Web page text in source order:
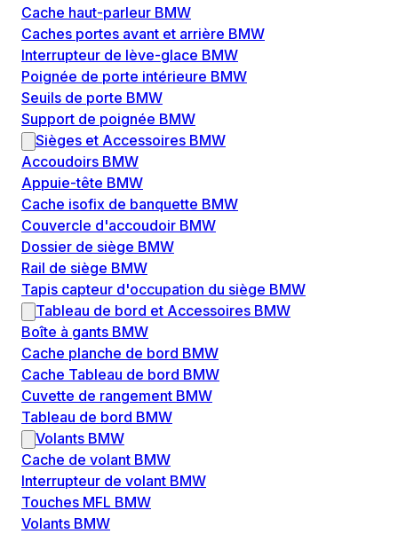
Cache haut-parleur BMW
Caches portes avant et arrière BMW
Interrupteur de lève-glace BMW
Poignée de porte intérieure BMW
Seuils de porte BMW
Support de poignée BMW
Sièges et Accessoires BMW
Accoudoirs BMW
Appuie-tête BMW
Cache isofix de banquette BMW
Couvercle d'accoudoir BMW
Dossier de siège BMW
Rail de siège BMW
Tapis capteur d'occupation du siège BMW
Tableau de bord et Accessoires BMW
Boîte à gants BMW
Cache planche de bord BMW
Cache Tableau de bord BMW
Cuvette de rangement BMW
Tableau de bord BMW
Volants BMW
Cache de volant BMW
Interrupteur de volant BMW
Touches MFL BMW
Volants BMW